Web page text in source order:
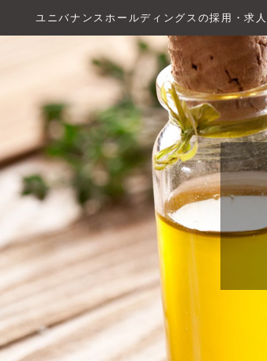
ユニバナンスホールディングスの採用・求